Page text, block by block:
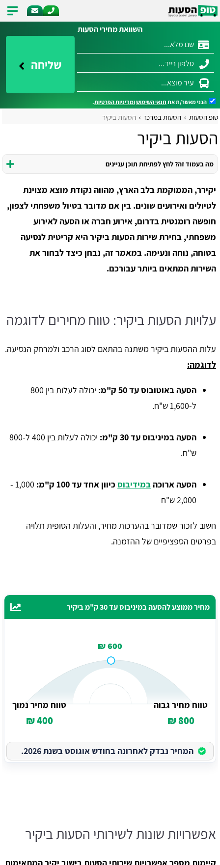
השוואת מחירי הסעות
שליחה
הנני מאשר/ת את תנאי השימושומדיניות הפרטיות.
טופ הסעות הסעות במרכז הסעות ביקיר
הסעות ביקיר
מה בעמוד זה? לחץ לפתיחת תוכן עניינים
יקירר, הממוקמת בלב הארץ, מהווה נקודת מוצא מצוינת
לטיולים ואירועים שונים. בין אם מדובר בטיול משפחתי לצפון,
חופשה רומנטית בדרום, אירוע חברה או הסעה לאירוע
משפחתי, בחירת שירות הסעות ביקיר היא קריטית לנסיעה
בטוחה, נוחה ונעימה. במאמר זה, נבחן כיצד לבחור את
השירות המתאים ביותר עבורכם.
עלויות הסעות ביקיר: טווח מחירים לדוגמה
עלות ההסעות ביקיר משתנה בהתאם לסוג הרכב ולמרחק הנסיעה.
לדוגמה:
הסעה באוטובוס עד 50 ק"מ:
יכולה לעלות בין 800
ל-1,600 ש"ח.
הסעה במיניבוס עד 30 ק"מ:
יכולה לעלות בין 400 ל-800
ש"ח.
הסעה ארוכהבמידיבוס כיוון אחד עד 100 ק"מ:
1,000 -
2,000 ש"ח
חשוב לזכור שמדובר בהערכות מחיר, והעלות הסופית תלויה
בפרטים הספציפיים של ההזמנה.
מחיר ממוצע להסעה במיניבוס עד 30 ק"מ ביקיר
600 ₪
טווח מחיר גבוה
800 ₪
טווח מחיר נמוך
400 ₪
המחיר נבדק לאחרונה בחודש אוגוסט בשנת 2026.
אפשרויות שונות לשירותי הסעות ביקיר
קיימות מספר אפשרויות שירותי הסעות בישוב יקיר המתאימות